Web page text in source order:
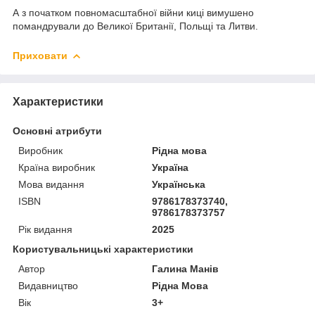
А з початком повномасштабної війни киці вимушено
помандрували до Великої Британії, Польщі та Литви.
Приховати
Характеристики
Основні атрибути
Виробник
Рідна мова
Країна виробник
Україна
Мова видання
Українська
ISBN
9786178373740,
9786178373757
Рік видання
2025
Користувальницькі характеристики
Автор
Галина Манів
Видавництво
Рідна Мова
Вік
3+